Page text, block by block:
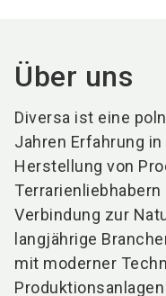
Über uns
Diversa ist eine
Jahren Erfahrung
Herstellung von
Verbindung zur
langjährige
mit moderner